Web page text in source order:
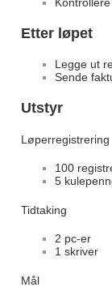
Etter løpet
Legge ut
Sende
Utstyr
Løperregistrering
100
5
Tidtaking
2 pc-er
1 skriver
Mål